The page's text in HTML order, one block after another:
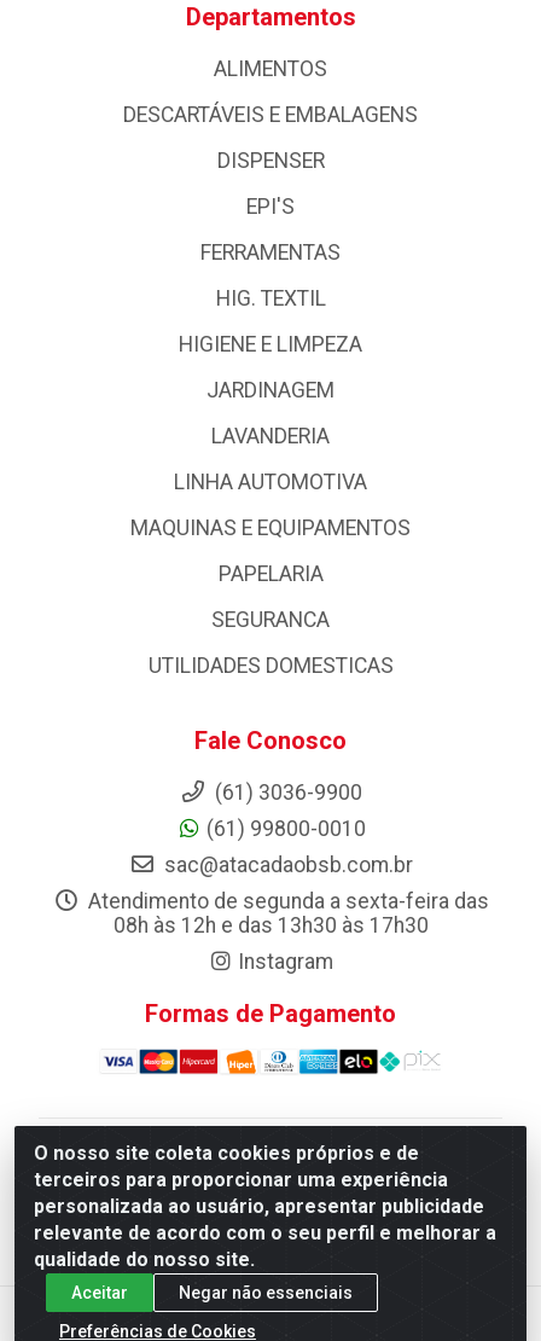
O nosso site coleta cookies próprios e de
terceiros para proporcionar uma experiência
personalizada ao usuário, apresentar publicidade
relevante de acordo com o seu perfil e melhorar a
qualidade do nosso site.
Aceitar
Negar não essenciais
Preferências de Cookies
Departamentos
ALIMENTOS
DESCARTÁVEIS E EMBALAGENS
DISPENSER
EPI'S
FERRAMENTAS
HIG. TEXTIL
HIGIENE E LIMPEZA
JARDINAGEM
LAVANDERIA
LINHA AUTOMOTIVA
MAQUINAS E EQUIPAMENTOS
PAPELARIA
SEGURANCA
UTILIDADES DOMESTICAS
Fale Conosco
(61) 3036-9900
(61) 99800-0010
sac@atacadaobsb.com.br
Atendimento de segunda a sexta-feira das
08h às 12h e das 13h30 às 17h30
Instagram
Formas de Pagamento
Atacadao da Limpeza F. Pereira Queiroz Comercio e
Distribuicao LTDA - Quadra Qi 10 Lotes 39 e, 41 - Setor
Industrial (Taguatinga), Brasília/DF - CEP 72.135-100 -
CNPJ 13.184.675/0001-80